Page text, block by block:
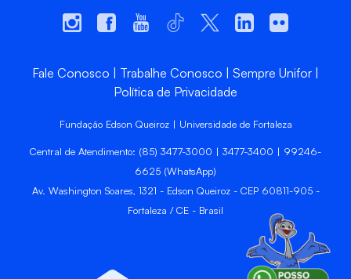
Fale Conosco Trabalhe Conosco
Sempre Unifor
Política de Privacidade
Fundação Edson Queiroz | Universidade de Fortaleza
Central de Atendimento: (85) 3477-3000 | 3477-3400 | 99246-
6625 (WhatsApp)
Av. Washington Soares, 1321 - Edson Queiroz - CEP 60811-905 -
Fortaleza / CE - Brasil